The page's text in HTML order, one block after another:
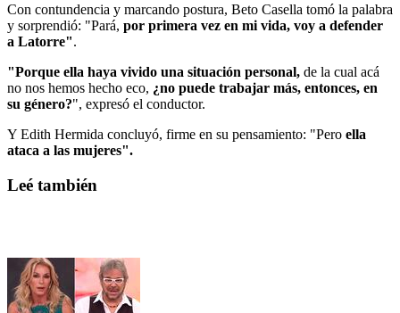
Con contundencia y marcando postura, Beto Casella tomó la palabra
y sorprendió: "Pará, por primera vez en mi vida, voy a defender
a Latorre".
"Porque ella haya vivido una situación personal, de la cual acá
no nos hemos hecho eco, ¿no puede trabajar más, entonces, en
su género?", expresó el conductor.
Y Edith Hermida concluyó, firme en su pensamiento: "Pero ella
ataca a las mujeres".
Leé también